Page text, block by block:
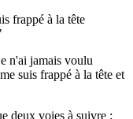
frappé à la tête
n'ai jamais voulu
suis frappé à la tête et
deux voies à suivre :